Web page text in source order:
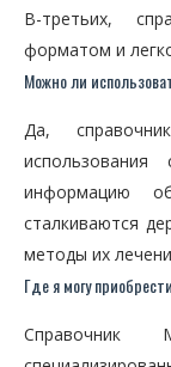
В-третьих,
форматом и
Можно ли
Да,
информацию
сталкиваются
методы их
Где я могу